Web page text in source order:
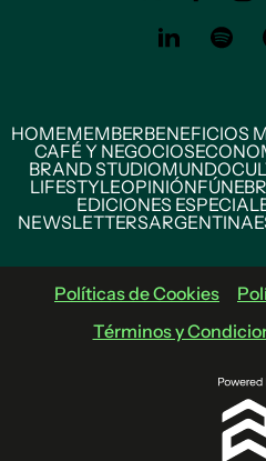
HOMEMEMBERBENEFICIOS
CAFÉ Y NEGOCIOS
BRAND STUDIOMUNDO
LIFESTYLEOPINIÓN
EDICIONES
NEWSLETTERSARGENTINA
Políticas de Cookies
Términos y